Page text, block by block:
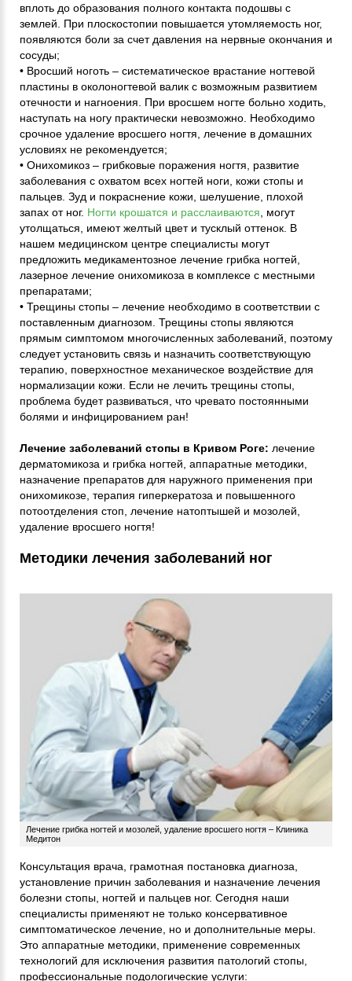
вплоть до образования полного контакта подошвы с
землей. При плоскостопии повышается утомляемость ног,
появляются боли за счет давления на нервные окончания и
сосуды;
• Вросший ноготь – систематическое врастание ногтевой
пластины в околоногтевой валик с возможным развитием
отечности и нагноения. При вросшем ногте больно ходить,
наступать на ногу практически невозможно. Необходимо
срочное удаление вросшего ногтя, лечение в домашних
условиях не рекомендуется;
• Онихомикоз – грибковые поражения ногтя, развитие
заболевания с охватом всех ногтей ноги, кожи стопы и
пальцев. Зуд и покраснение кожи, шелушение, плохой
запах от ног. Ногти крошатся и расслаиваются , могут
утолщаться, имеют желтый цвет и тусклый оттенок. В
нашем медицинском центре специалисты могут
предложить медикаментозное лечение грибка ногтей,
лазерное лечение онихомикоза в комплексе с местными
препаратами;
• Трещины стопы – лечение необходимо в соответствии с
поставленным диагнозом. Трещины стопы являются
прямым симптомом многочисленных заболеваний, поэтому
следует установить связь и назначить соответствующую
терапию, поверхностное механическое воздействие для
нормализации кожи. Если не лечить трещины стопы,
проблема будет развиваться, что чревато постоянными
болями и инфицированием ран!
Лечение заболеваний стопы в Кривом Роге: лечение
дерматомикоза и грибка ногтей, аппаратные методики,
назначение препаратов для наружного применения при
онихомикозе, терапия гиперкератоза и повышенного
потоотделения стоп, лечение натоптышей и мозолей,
удаление вросшего ногтя!
Методики лечения заболеваний ног
Лечение грибка ногтей и мозолей, удаление вросшего ногтя – Клиника
Медитон
Консультация врача, грамотная постановка диагноза,
установление причин заболевания и назначение лечения
болезни стопы, ногтей и пальцев ног. Сегодня наши
специалисты применяют не только консервативное
симптоматическое лечение, но и дополнительные меры.
Это аппаратные методики, применение современных
технологий для исключения развития патологий стопы,
профессиональные подологические услуги: